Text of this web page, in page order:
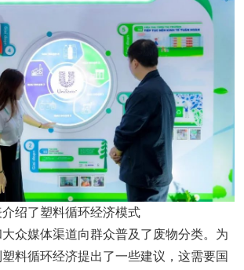
绍了塑料循环经济模式
众媒体渠道向群众普及了废物分类。为
料循环经济提出了一些建议，这需要国